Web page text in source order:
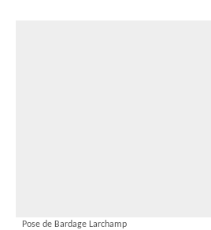
Pose de Bardage Larchamp